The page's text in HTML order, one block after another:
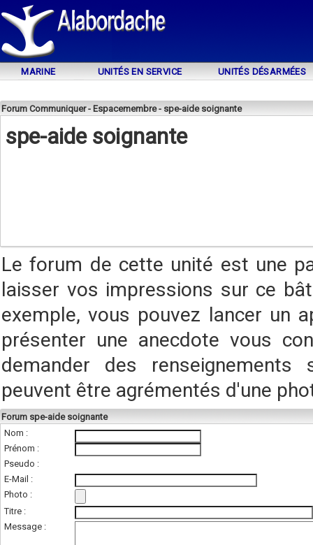
MARINE UNITÉS EN SERVICE UNITÉS DÉSARMÉES
Forum Communiquer - Espacemembre - spe-aide soignante
spe-aide soignante
Le forum de cette unité est une
laisser vos impressions sur ce
exemple, vous pouvez lancer un
présenter une anecdote vous
demander des
peuvent être agrémentés d'une
Forum spe-aide soignante
Nom :
Prénom :
Pseudo :
E-Mail :
Photo :
Titre :
Message :